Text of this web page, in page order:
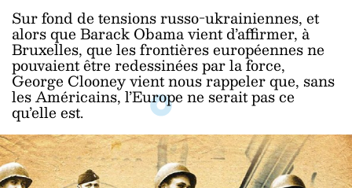
Sur fond de tensions russo-ukrainiennes, et
alors que Barack Obama vient d’affirmer, à
Bruxelles, que les frontières européennes ne
pouvaient être redessinées par la force,
George Clooney vient nous rappeler que, sans
les Américains, l’Europe ne serait pas ce
qu’elle est.